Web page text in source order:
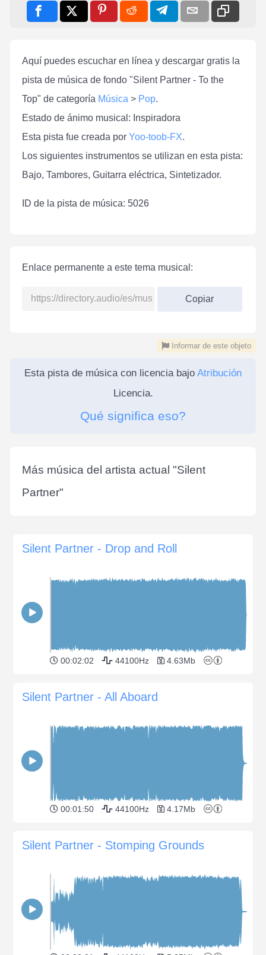
Aquí puedes escuchar en línea y descargar gratis la
pista de música de fondo "Silent Partner - To the
Top" de categoría Música > Pop.
Estado de ánimo musical: Inspiradora
Esta pista fue creada por Yoo-toob-FX.
Los siguientes instrumentos se utilizan en esta pista:
Bajo, Tambores, Guitarra eléctrica, Sintetizador.
ID de la pista de música: 5026
Enlace permanente a este tema musical:
Copiar
Informar de este objeto
Esta pista de música con licencia bajo Atribución
Licencia.
Qué significa eso?
Más música del artista actual "Silent
Partner"
Silent Partner - Drop and Roll
00:02:02 44100Hz 4.63Mb
Silent Partner - All Aboard
00:01:50 44100Hz 4.17Mb
Silent Partner - Stomping Grounds